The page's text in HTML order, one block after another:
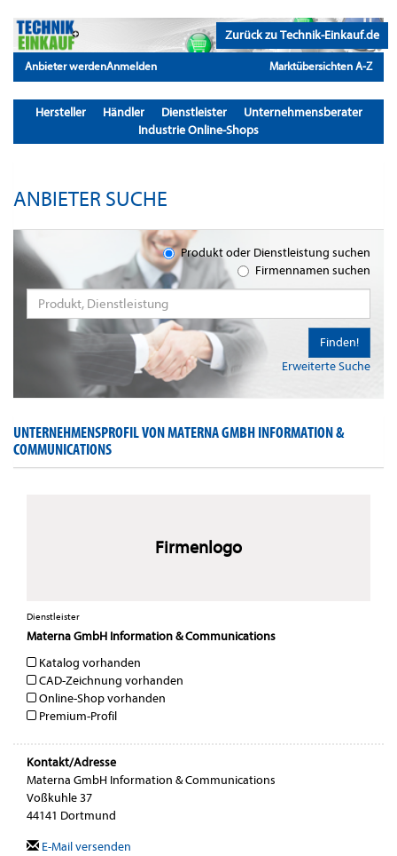
Zurück zu Technik-Einkauf.de
Anbieter werdenAnmelden Marktübersichten A-Z
Hersteller Händler Dienstleister
Unternehmensberater
Industrie Online-Shops
ANBIETER SUCHE
Produkt oder Dienstleistung suchen
Firmennamen suchen
Erweiterte Suche
Finden!
UNTERNEHMENSPROFIL VON MATERNA GMBH INFORMATION &
COMMUNICATIONS
Firmenlogo
Dienstleister
Materna GmbH Information & Communications
Katalog vorhanden
CAD-Zeichnung vorhanden
Online-Shop vorhanden
Premium-Profil
Kontakt/Adresse
Materna GmbH Information & Communications
Voßkuhle 37
44141 Dortmund
E-Mail versenden